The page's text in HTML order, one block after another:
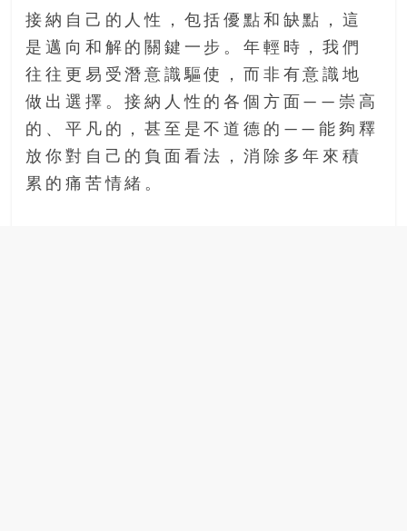
接納自己的人性，包括優點和缺點，這
是邁向和解的關鍵一步。年輕時，我們
往往更易受潛意識驅使，而非有意識地
做出選擇。接納人性的各個方面——崇高
的、平凡的，甚至是不道德的——能夠釋
放你對自己的負面看法，消除多年來積
累的痛苦情緒。